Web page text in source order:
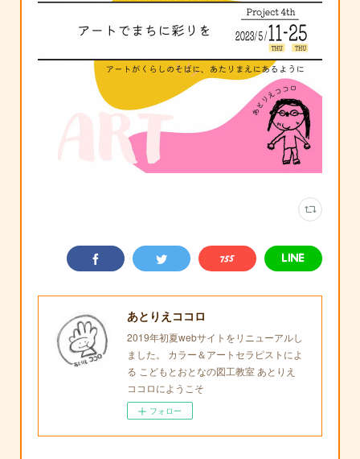
あとりえココロ
2019年初夏webサイトをリニューアルし
ました。 カラー＆アートセラピストによ
る こどもとおとなの図工教室 あとりえ
ココロにようこそ
フォロー